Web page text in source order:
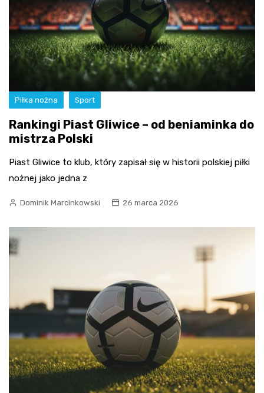
Piłka nożna Sport
Rankingi Piast Gliwice – od beniaminka do
mistrza Polski
Piast Gliwice to klub, który zapisał się w historii polskiej piłki
nożnej jako jedna z
Dominik Marcinkowski 26 marca 2026